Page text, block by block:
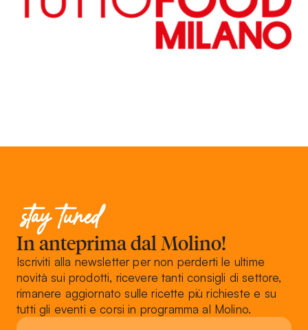
stay tuned
In anteprima dal Molino!
Iscriviti alla newsletter per non perderti le ultime
novità sui prodotti, ricevere tanti consigli di settore,
rimanere aggiornato sulle ricette più richieste e su
tutti gli eventi e corsi in programma al Molino.